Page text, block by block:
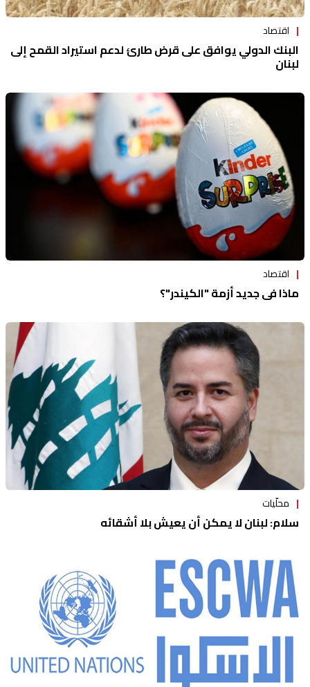
اقتصاد
البنك الدولي يوافق على قرض طارئ لدعم استيراد القمح إلى
لبنان
اقتصاد
ماذا في جديد أزمة "الكيندر"؟
محلّيات
سلام: لبنان لا يمكن أن يعيش بلا أشقائه